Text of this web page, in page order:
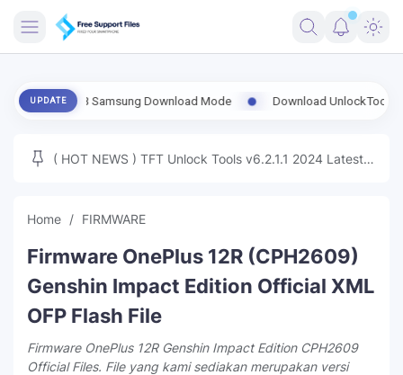
ENG FIRMWARE
MICLOUD
NEXT
TUTORIAL
FFU UFI
UPDATE
Samsung Download Mode Download UnlockTool-2026.08.02.0
( HOT NEWS ) TFT Unlock Tools v6.2.1.1 2024 Latest
Home FIRMWARE
Firmware OnePlus 12R (CPH2609)
Genshin Impact Edition Official XML
OFP Flash File
Firmware OnePlus 12R Genshin Impact Edition CPH2609
Official Files. File yang kami sediakan merupakan versi